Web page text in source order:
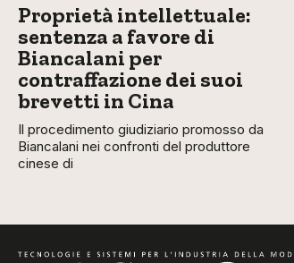
Proprietà intellettuale:
sentenza a favore di
Biancalani per
contraffazione dei suoi
brevetti in Cina
Il procedimento giudiziario promosso da
Biancalani nei confronti del produttore
cinese di